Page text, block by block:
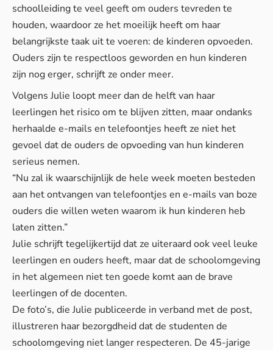
schoolleiding te veel geeft om ouders tevreden te
houden, waardoor ze het moeilijk heeft om haar
belangrijkste taak uit te voeren: de kinderen opvoeden.
Ouders zijn te respectloos geworden en hun kinderen
zijn nog erger, schrijft ze onder meer.
Volgens Julie loopt meer dan de helft van haar
leerlingen het risico om te blijven zitten, maar ondanks
herhaalde e-mails en telefoontjes heeft ze niet het
gevoel dat de ouders de opvoeding van hun kinderen
serieus nemen.
“Nu zal ik waarschijnlijk de hele week moeten besteden
aan het ontvangen van telefoontjes en e-mails van boze
ouders die willen weten waarom ik hun kinderen heb
laten zitten.”
Julie schrijft tegelijkertijd dat ze uiteraard ook veel leuke
leerlingen en ouders heeft, maar dat de schoolomgeving
in het algemeen niet ten goede komt aan de brave
leerlingen of de docenten.
De foto’s, die Julie publiceerde in verband met de post,
illustreren haar bezorgdheid dat de studenten de
schoolomgeving niet langer respecteren. De 45-jarige